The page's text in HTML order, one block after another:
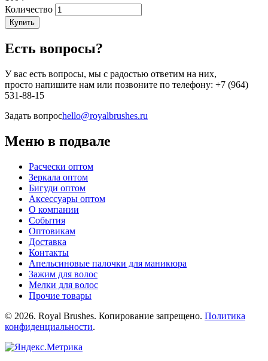
Количество
Купить
Есть вопросы?
У вас есть вопросы, мы с радостью ответим на них,
просто напишите нам или позвоните по телефону: +7 (964)
531-88-15
Задать вопросhello@royalbrushes.ru
Меню в подвале
Расчески оптом
Зеркала оптом
Бигуди оптом
Аксессуары оптом
О компании
События
Оптовикам
Доставка
Контакты
Апельсиновые палочки для маникюра
Зажим для волос
Мелки для волос
Прочие товары
© 2026. Royal Brushes. Копирование запрещено. Политика
конфиденциальности.